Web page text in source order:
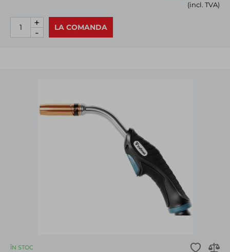
(incl. TVA)
LA COMANDA
+
-
ÎN STOC